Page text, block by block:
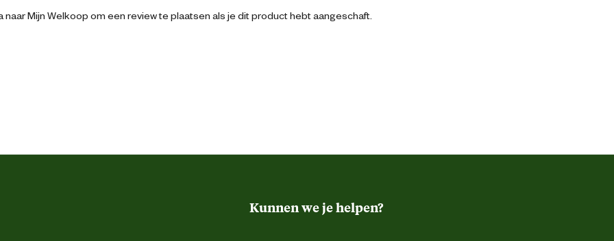
naar Mijn Welkoop om een review te plaatsen als je dit product hebt aangeschaft.
Kunnen we je helpen?